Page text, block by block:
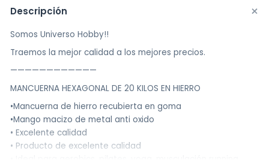
Descripción +
Somos Universo Hobby!!
Traemos la mejor calidad a los mejores precios.
————————————
MANCUERNA HEXAGONAL DE 20 KILOS EN HIERRO
•Mancuerna de hierro recubierta en goma
•Mango macizo de metal anti oxido
• Excelente calidad
• Producto de excelente calidad